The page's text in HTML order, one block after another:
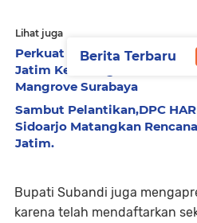
Lihat juga
Perkuat Branding Wisata
Jatim Kembangkan Virtual
Mangrove Surabaya
Sambut Pelantikan,DPC
Sidoarjo Matangkan
Jatim.
​Bupati Subandi juga
karena telah mendaftarkan
Berita Terbaru